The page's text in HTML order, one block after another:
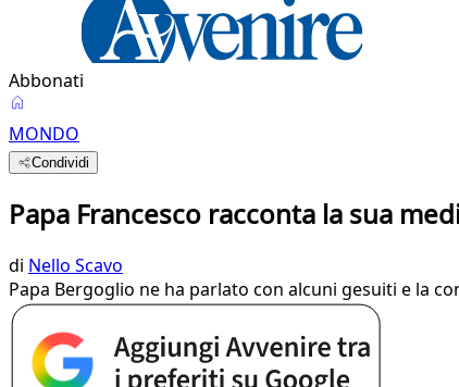
Abbonati
MONDO
Condividi
Papa Francesco racconta la sua
di Nello Scavo
Papa Bergoglio ne ha parlato con alcuni gesuiti e la